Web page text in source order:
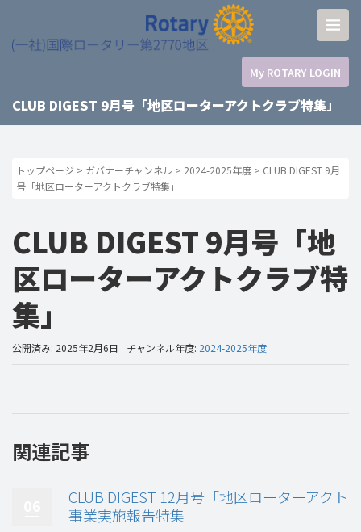
My ROTARY LOGIN
CLUB DIGEST 9月号「地区ローターアクトクラブ特集」
トップページ > ガバナーチャンネル > 2024-2025年度 > CLUB DIGEST 9月
号「地区ローターアクトクラブ特集」
CLUB DIGEST 9月号「地
区ローターアクトクラブ特
集」
公開済み: 2025年2月6日 チャンネル年度: 2024-2025年度
関連記事
CLUB DIGEST 12月号「地区ローターアクト
事業実施報告特集」